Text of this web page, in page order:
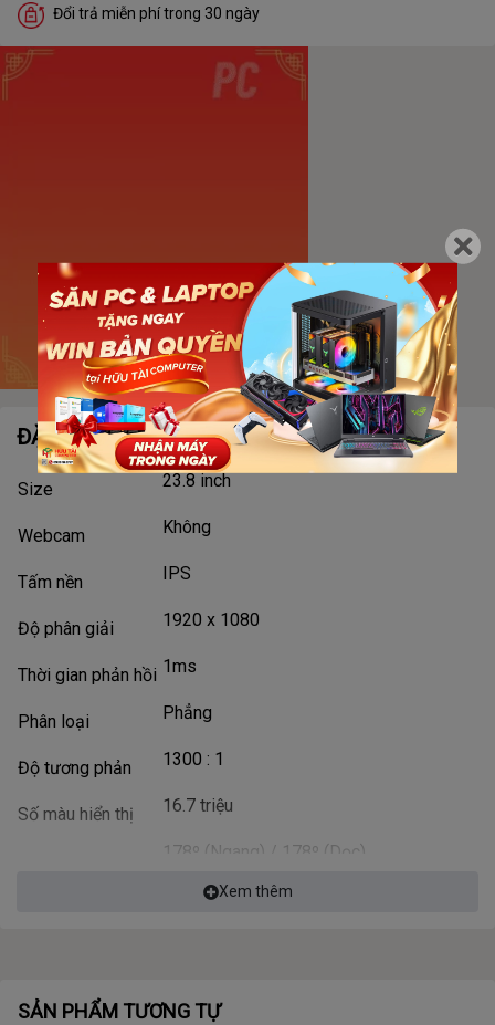
Đổi trả miễn phí trong 30 ngày
ĐẶC ĐIỂM NỔI BẬT
Size 23.8 inch
Webcam Không
Tấm nền IPS
Độ phân giải 1920 x 1080
Thời gian phản hồi 1ms
Phân loại Phẳng
Độ tương phản 1300 : 1
Số màu hiển thị 16.7 triệu
178º (Ngang) / 178º (Dọc)
250 cd/m2
Phụ kiện kèm theo
Xem thêm
SẢN PHẨM TƯƠNG TỰ